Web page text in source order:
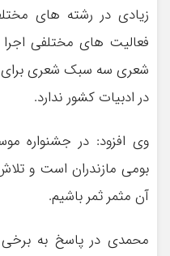
زیادی در رشته های
فعالیت های مختلفی
شعری سه سبک شعری برای
در ادبیات کشور ندارد.
وی افزود: در جشنواره
بومی مازندران است و
آن مثمر ثمر باشیم.
محمدی در پاسخ به